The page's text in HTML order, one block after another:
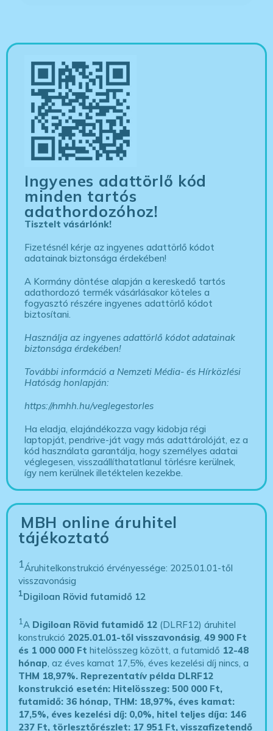
Ingyenes adattörlő kód
minden tartós
adathordozóhoz!
Tisztelt vásárlónk!
Fizetésnél kérje az ingyenes adattörlő kódot
adatainak biztonsága érdekében!
A Kormány döntése alapján a kereskedő tartós
adathordozó termék vásárlásakor köteles a
fogyasztó részére ingyenes adattörlő kódot
biztosítani.
Használja az ingyenes adattörlő kódot adatainak
biztonsága érdekében!
További információ a Nemzeti Média- és Hírközlési
Hatóság honlapján:
https://nmhh.hu/veglegestorles
Ha eladja, elajándékozza vagy kidobja régi
laptopját, pendrive-ját vagy más adattárolóját, ez a
kód használata garantálja, hogy személyes adatai
véglegesen, visszaállíthatatlanul törlésre kerülnek,
így nem kerülnek illetéktelen kezekbe.
MBH online áruhitel
tájékoztató
1Áruhitelkonstrukció érvényessége: 2025.01.01-től
visszavonásig
1Digiloan Rövid futamidő 12
1A Digiloan Rövid futamidő 12 (DLRF12) áruhitel
konstrukció 2025.01.01-től visszavonásig,49 900 Ft
és 1 000 000 Ft hitelösszeg között, a futamidő 12-48
hónap, az éves kamat 17,5%, éves kezelési díj nincs, a
THM 18,97%. Reprezentatív példa DLRF12
konstrukció esetén: Hitelösszeg: 500 000 Ft,
futamidő: 36 hónap, THM: 18,97%, éves kamat:
17,5%, éves kezelési díj: 0,0%, hitel teljes díja: 146
237 Ft, törlesztőrészlet: 17 951 Ft, visszafizetendő